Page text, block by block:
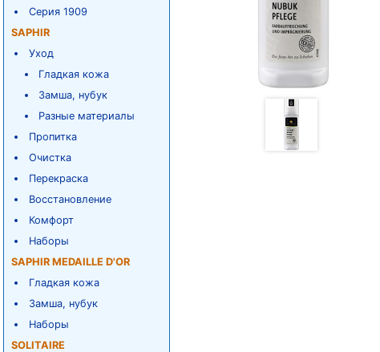
Серия 1909
SAPHIR
Уход
Гладкая кожа
Замша, нубук
Разные материалы
Пропитка
Очистка
Перекраска
Восстановление
Комфорт
Наборы
SAPHIR MEDAILLE D'OR
Гладкая кожа
Замша, нубук
Наборы
SOLITAIRE